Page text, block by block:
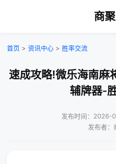
商
首页 > 资讯中心 > 胜率交流
速成攻略!微乐海南麻
辅牌器-
发布时间：2026-
发布者：